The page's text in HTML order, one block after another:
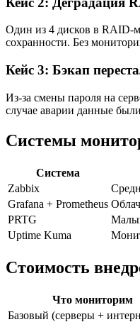
Один из 4 дисков в RAID-
сохранности. Без
Кейс 3: Бэкап
Из-за смены пароля на
случае аварии данные
Системы
Система
Zabbix
Grafana + Prometheus
PRTG
Uptime Kuma
Стоимость
Что мониторим
Базовый (серверы +